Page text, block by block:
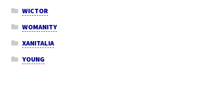
WICTOR
WOMANITY
XANITALIA
YOUNG